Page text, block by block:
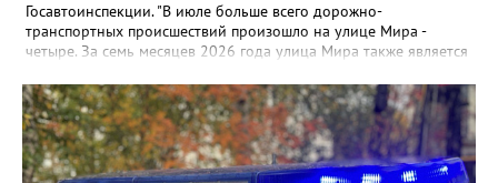
Госавтоинспекции. "В июле больше всего дорожно-
транспортных происшествий произошло на улице Мира -
четыре. За семь месяцев 2026 года улица Мира также является
добавили, что на втором месте расположилась улица Ленина,
на дорогах которой произошло 19 дорожно-транспортных
происшествий. Замыкает тройку улица Индустриальная - 17
ДТП.